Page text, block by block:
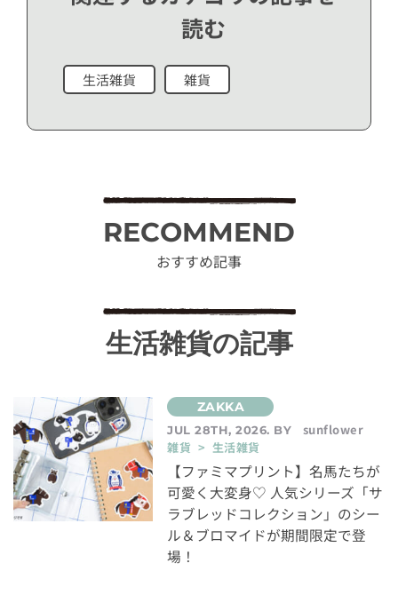
読む
生活雑貨 雑貨
RECOMMEND
おすすめ記事
生活雑貨の記事
JUL 28TH, 2026. BY
sunflower
雑貨 > 生活雑貨
【ファミマプリント】名馬たちが
可愛く大変身♡ 人気シリーズ「サ
ラブレッドコレクション」のシー
ル＆ブロマイドが期間限定で登
場！